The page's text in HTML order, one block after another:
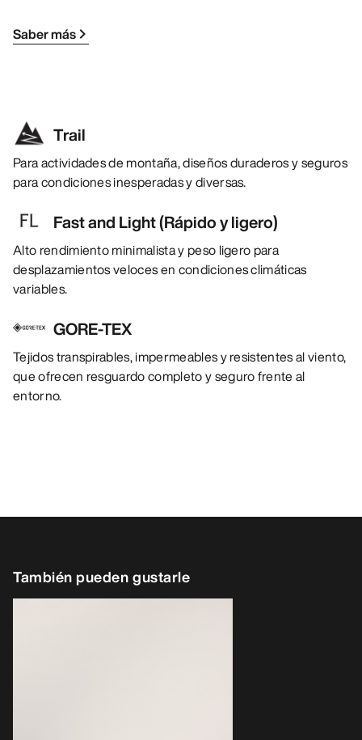
Saber más
Trail
Para actividades de montaña, diseños duraderos y seguros
para condiciones inesperadas y diversas.
Fast and Light (Rápido y ligero)
Alto rendimiento minimalista y peso ligero para
desplazamientos veloces en condiciones climáticas
variables.
GORE-TEX
Tejidos transpirables, impermeables y resistentes al viento,
que ofrecen resguardo completo y seguro frente al
entorno.
También pueden gustarle